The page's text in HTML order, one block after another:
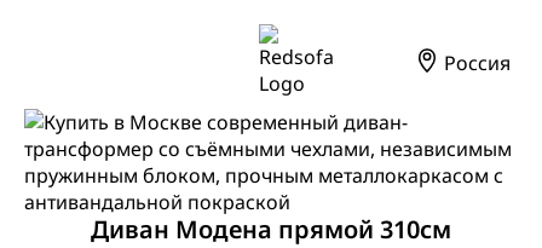
Россия
Диван Модена прямой 310см